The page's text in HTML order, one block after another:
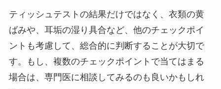
ティッシュテストの結果だけではなく、衣類の黄
ばみや、耳垢の湿り具合など、他のチェックポイ
ントも考慮して、総合的に判断することが大切で
す。もし、複数のチェックポイントで当てはまる
場合は、専門医に相談してみるのも良いかもしれ